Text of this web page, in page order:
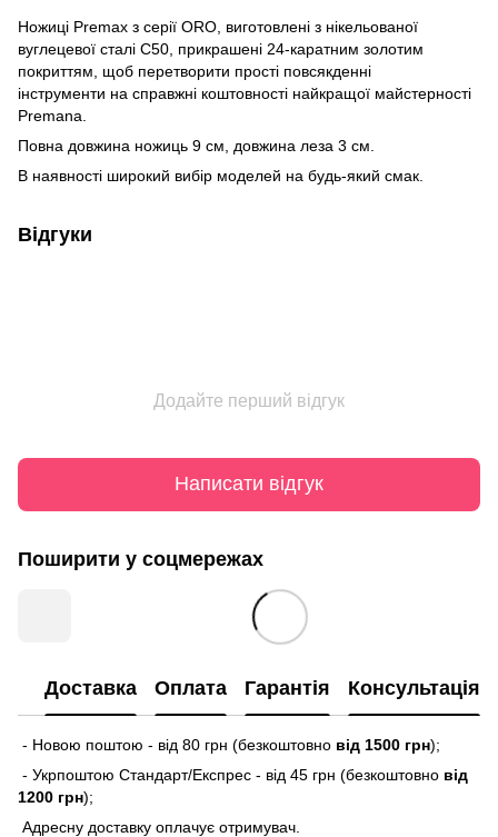
Ножиці Premax з серії ORO, виготовлені з нікельованої
вуглецевої сталі C50, прикрашені 24-каратним золотим
покриттям, щоб перетворити прості повсякденні
інструменти на справжні коштовності найкращої майстерності
Premana.
Повна довжина ножиць 9 см, довжина леза 3 см.
В наявності широкий вибір моделей на будь-який смак.
Відгуки
Додайте перший відгук
Написати відгук
Поширити у соцмережах
Доставка Оплата Гарантія Консультація
- Новою поштою - від 80 грн (безкоштовно від 1500 грн);
- Укрпоштою Стандарт/Експрес - від 45 грн (безкоштовно від
1200 грн);
Адресну доставку оплачує отримувач.